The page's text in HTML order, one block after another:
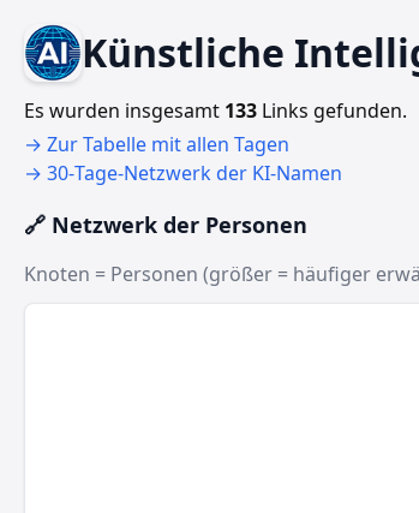
Künstliche
Es wurden insgesamt 133 Links gefunden.
→ Zur Tabelle mit allen Tagen
→ 30‑Tage‑Netzwerk der KI‑Namen
🔗 Netzwerk der Personen
Knoten = Personen (größer = häufiger